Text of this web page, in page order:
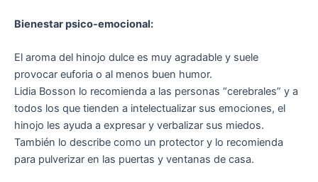
Bienestar psico-emocional:
El aroma del hinojo dulce es muy agradable y suele
provocar euforia o al menos buen humor.
Lidia Bosson lo recomienda a las personas “cerebrales” y a
todos los que tienden a intelectualizar sus emociones, el
hinojo les ayuda a expresar y verbalizar sus miedos.
También lo describe como un protector y lo recomienda
para pulverizar en las puertas y ventanas de casa.